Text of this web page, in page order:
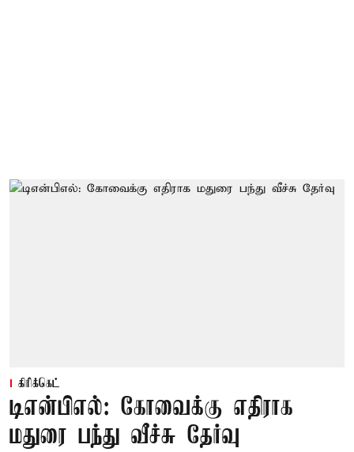
கிரிக்கெட்
டிஎன்பிஎல்: கோவைக்கு எதிராக
மதுரை பந்து வீச்சு தேர்வு